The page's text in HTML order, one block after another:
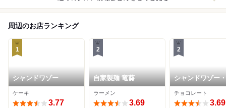
周辺のお店ランキング
1
シャンドワゾー
ケーキ
3.77
2
自家製麺 竜葵
ラーメン
3.69
2
シャンドワゾー
シエ・ショコラ
チョコレート
3.69